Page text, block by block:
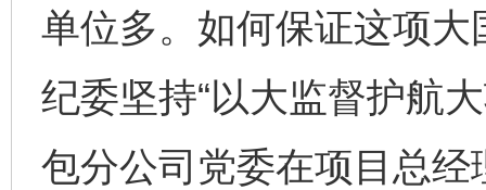
单位多。如何保证这项
纪委坚持“以大监督护航
包分公司党委在项目总